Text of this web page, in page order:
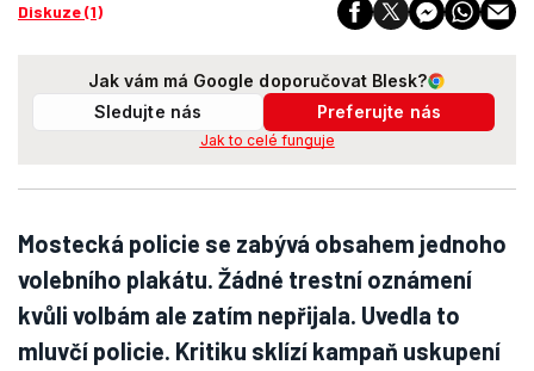
Diskuze (1)
Jak vám má Google doporučovat Blesk?
Sledujte nás
Preferujte nás
Jak to celé funguje
Mostecká policie se zabývá obsahem jednoho
volebního plakátu. Žádné trestní oznámení
kvůli volbám ale zatím nepřijala. Uvedla to
mluvčí policie. Kritiku sklízí kampaň uskupení